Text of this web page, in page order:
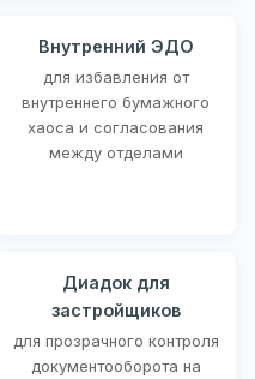
Внутренний ЭДО
для избавления от
внутреннего бумажного
хаоса и согласования
между отделами
Диадок для
застройщиков
для прозрачного контроля
документооборота на